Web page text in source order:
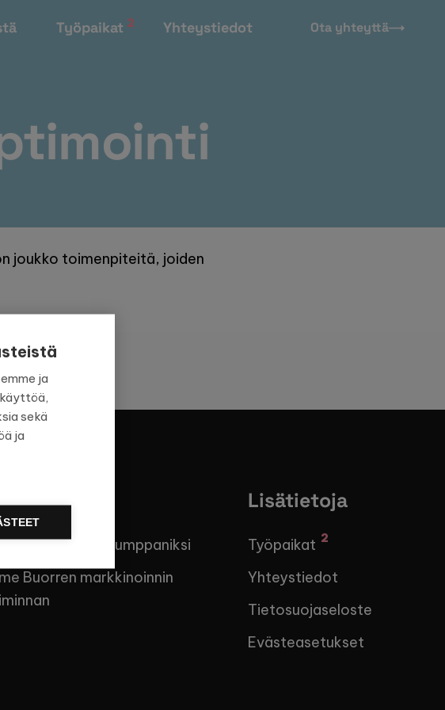
Työpaikat 2 Yhteystiedot Ota yhteyttä
joukko toimenpiteitä, joiden
Amanda AI:n kumppaniksi
Buorren markkinoinnin
Lisätietoja
Työpaikat 2
Yhteystiedot
Tietosuojaseloste
Evästeasetukset
ja
sekä
ja